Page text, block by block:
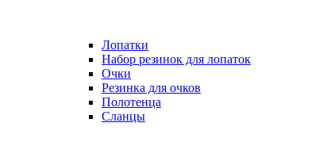
Лопатки
Набор резинок для лопаток
Очки
Резинка для очков
Полотенца
Сланцы